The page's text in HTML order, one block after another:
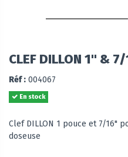
CLEF DILLON 1" &
Réf : 004067
En stock
Clef DILLON 1 pouce et 7/16"
doseuse